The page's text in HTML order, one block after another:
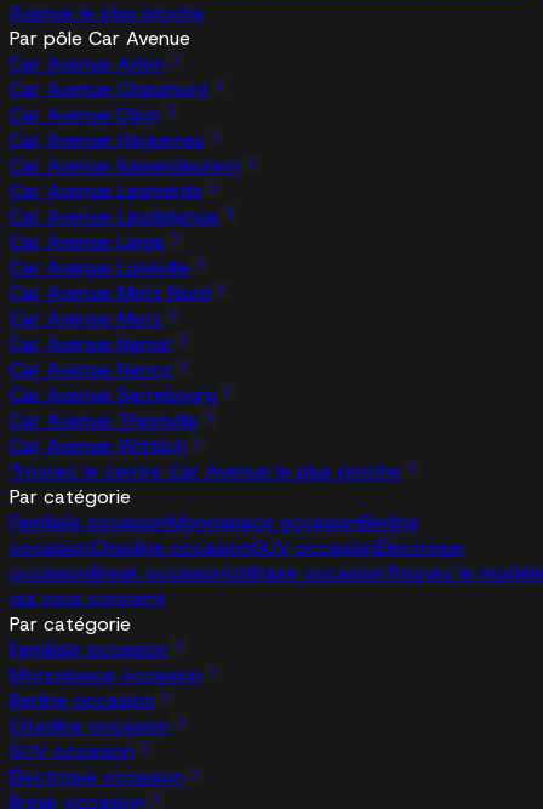
Avenue le plus proche
Par pôle Car Avenue
Car Avenue Arlon
Car Avenue Chaumont
Car Avenue Dijon
Car Avenue Haguenau
Car Avenue Kaiserslautern
Car Avenue Lesménils
Car Avenue Leudelange
Car Avenue Liege
Car Avenue Lunéville
Car Avenue Metz Nord
Car Avenue Metz
Car Avenue Namur
Car Avenue Nancy
Car Avenue Sarrebourg
Car Avenue Thionville
Car Avenue Wittlich
Trouvez le centre Car Avenue le plus proche
Par catégorie
Familiale occasionMonospace occasionBerline
occasionCitadine occasionSUV occasionÉlectrique
occasionBreak occasionUtilitaire occasionTrouvez le
qui vous convient
Par catégorie
Familiale occasion
Monospace occasion
Berline occasion
Citadine occasion
SUV occasion
Électrique occasion
Break occasion